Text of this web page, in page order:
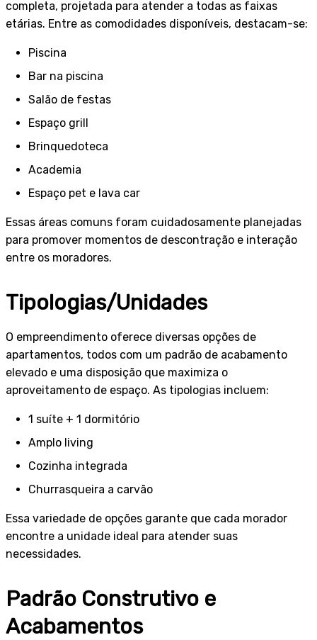
completa, projetada para atender a todas as faixas
etárias. Entre as comodidades disponíveis, destacam-se:
Piscina
Bar na piscina
Salão de festas
Espaço grill
Brinquedoteca
Academia
Espaço pet e lava car
Essas áreas comuns foram cuidadosamente planejadas
para promover momentos de descontração e interação
entre os moradores.
Tipologias/Unidades
O empreendimento oferece diversas opções de
apartamentos, todos com um padrão de acabamento
elevado e uma disposição que maximiza o
aproveitamento de espaço. As tipologias incluem:
1 suíte + 1 dormitório
Amplo living
Cozinha integrada
Churrasqueira a carvão
Essa variedade de opções garante que cada morador
encontre a unidade ideal para atender suas
necessidades.
Padrão Construtivo e
Acabamentos